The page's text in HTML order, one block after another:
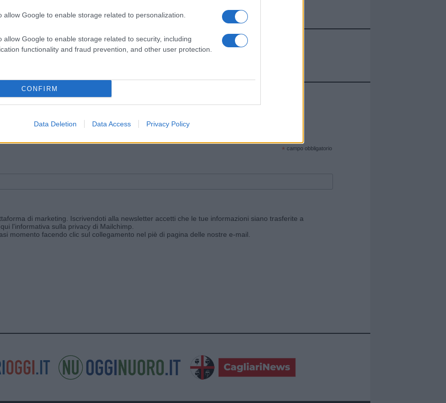
allow Google to enable storage related to personalization.
allow Google to enable storage related to security, including
functionality and fraud prevention, and other user protection.
CONFIRM
Data Deletion Data Access Privacy Policy
Invia un Comunicato Stampa|Pubblicità|Segnala
e ricevi le nostre email periodiche contenenti le ultime notizie pubblicate sul sito web!
* campo obbligatorio
di marketing. Iscrivendoti alla newsletter accetti che le tue informazioni siano trasferite a
l'informativa sulla privacy di Mailchimp
momento facendo clic sul collegamento nel piè di pagina delle nostre e-mail.